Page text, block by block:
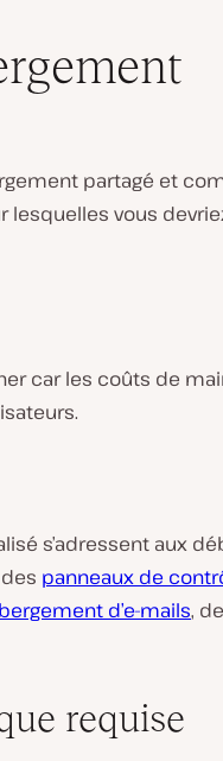
partagé et
lesquelles vous
car les coûts de
s’adressent aux
panneaux de
d’e-mails,
requise